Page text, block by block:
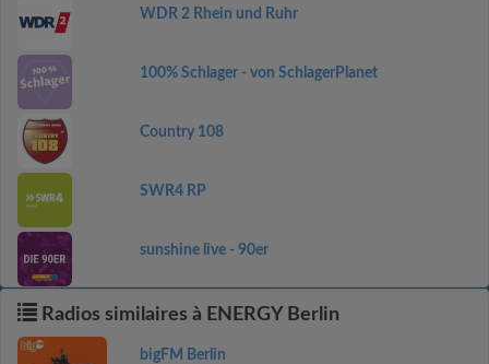
WDR 2 Rhein und Ruhr
100% Schlager - von SchlagerPlanet
Country 108
SWR4 RP
sunshine live - 90er
Radios similaires à ENERGY Berlin
bigFM Berlin